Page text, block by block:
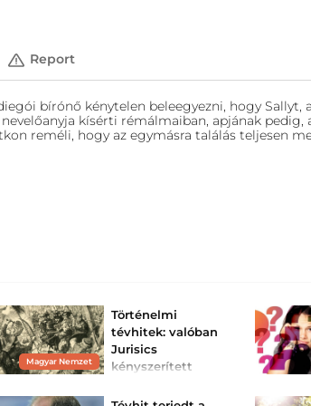
Report
bírónő kénytelen beleegyezni, hogy
kísérti rémálmaiban, apjának pedig,
reméli, hogy az egymásra találás teljesen
Magyar Nemzet
Történelmi
tévhitek: valóban
Jurisics
kényszerített
Szulejmánt Kőszeg